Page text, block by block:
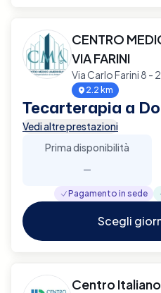
CENTRO
VIA FARINI
Via Carlo Farini 8 -
2.2 km
Tecarterapia a
Vedi altre prestazioni
Prima disponibilità
-
Pagamento in sede
Scegli
Centro